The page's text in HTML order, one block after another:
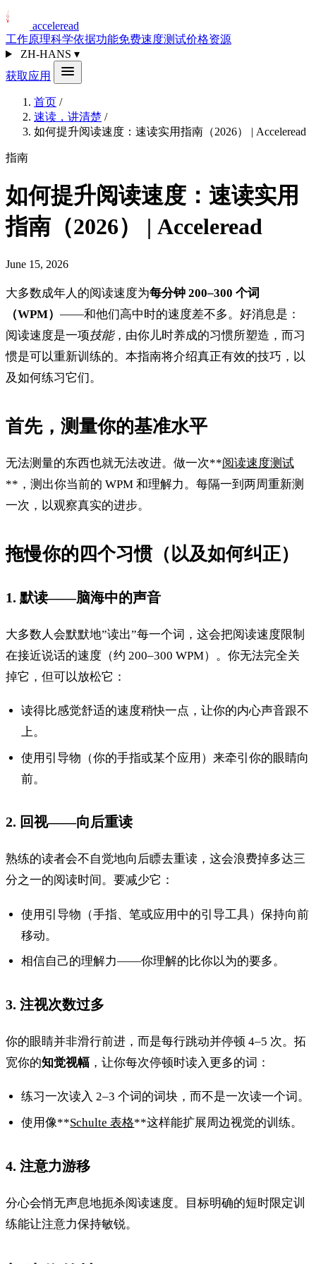
acceleread
工作原理科学依据功能免费速度测试价格资源
ZH-HANS ▾
获取应用
首页 /
速读，讲清楚 /
如何提升阅读速度：速读实用指南（2026） | Acceleread
指南
如何提升阅读速度：速读实用
指南（2026） | Acceleread
June 15, 2026
大多数成年人的阅读速度为每分钟 200–300 个词
（WPM） ——和他们高中时的速度差不多。好消息是：
阅读速度是一项技能，由你儿时养成的习惯所塑造，而习
惯是可以重新训练的。本指南将介绍真正有效的技巧，以
及如何练习它们。
首先，测量你的基准水平
无法测量的东西也就无法改进。做一次**阅读速度测试
**，测出你当前的 WPM 和理解力。每隔一到两周重新测
一次，以观察真实的进步。
拖慢你的四个习惯（以及如何纠正）
1. 默读——脑海中的声音
大多数人会默默地”读出”每一个词，这会把阅读速度限制
在接近说话的速度（约 200–300 WPM）。你无法完全关
掉它，但可以放松它：
读得比感觉舒适的速度稍快一点，让你的内心声音跟不
上。
使用引导物（你的手指或某个应用）来牵引你的眼睛向
前。
2. 回视——向后重读
熟练的读者会不自觉地向后瞟去重读，这会浪费掉多达三
分之一的阅读时间。要减少它：
使用引导物（手指、笔或应用中的引导工具）保持向前
移动。
相信自己的理解力——你理解的比你以为的要多。
3. 注视次数过多
你的眼睛并非滑行前进，而是每行跳动并停顿 4–5 次。拓
宽你的知觉视幅 ，让你每次停顿时读入更多的词：
练习一次读入 2–3 个词的词块，而不是一次读一个词。
使用像**Schulte 表格**这样能扩展周边视觉的训练。
4. 注意力游移
分心会悄无声息地扼杀阅读速度。目标明确的短时限定训
练能让注意力保持敏锐。